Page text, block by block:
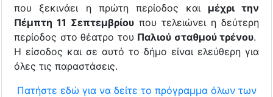
που ξεκινάει η πρώτη περίοδος και μέχρι την
Πέμπτη 11 Σεπτεμβρίου που τελειώνει η δεύτερη
περίοδος στο θέατρο του Παλιού σταθμού τρένου.
Η είσοδος και σε αυτό το δήμο είναι ελεύθερη για
όλες τις παραστάσεις.
Πατήστε εδώ για να δείτε το πρόγραμμα όλων των